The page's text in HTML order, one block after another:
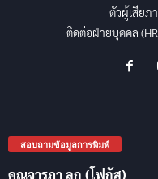
ตัวผู้เสียภ
ติดต่อฝ่ายบุคคล
สอบถามข้อมูลการพิมพ์
คุณจารุภา ลุก (โฟกัส)